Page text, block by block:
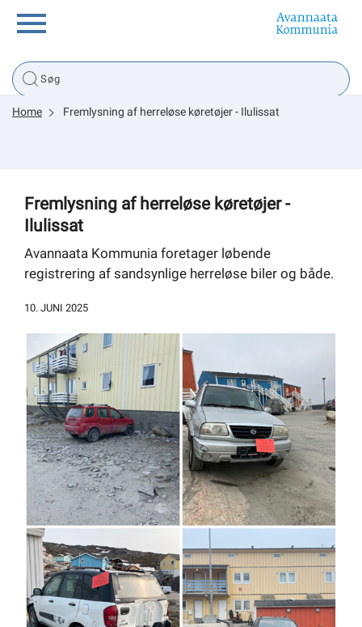
Borger
Tsunami
sullissivik.gl
Planportal
Om kommunen
Home Fremlysning af herreløse køretøjer - Ilulissat
Fremlysning af herreløse køretøjer -
Ilulissat
Avannaata Kommunia foretager løbende
registrering af sandsynlige herreløse biler og både.
10. JUNI 2025